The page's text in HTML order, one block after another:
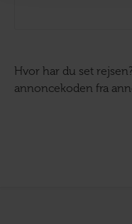
Hvor har du set
annoncekoden fra